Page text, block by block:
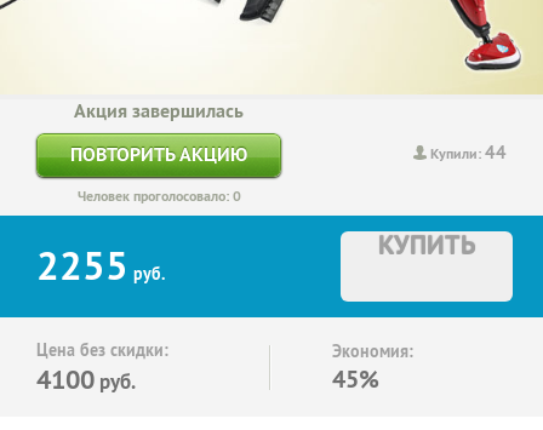
Купили:44
Акция завершилась
ПОВТОРИТЬ АКЦИЮ
Человек проголосовало: 0
2255 руб.
КУПИТЬ
Цена без скидки:
4100 руб.
Экономия:
45%